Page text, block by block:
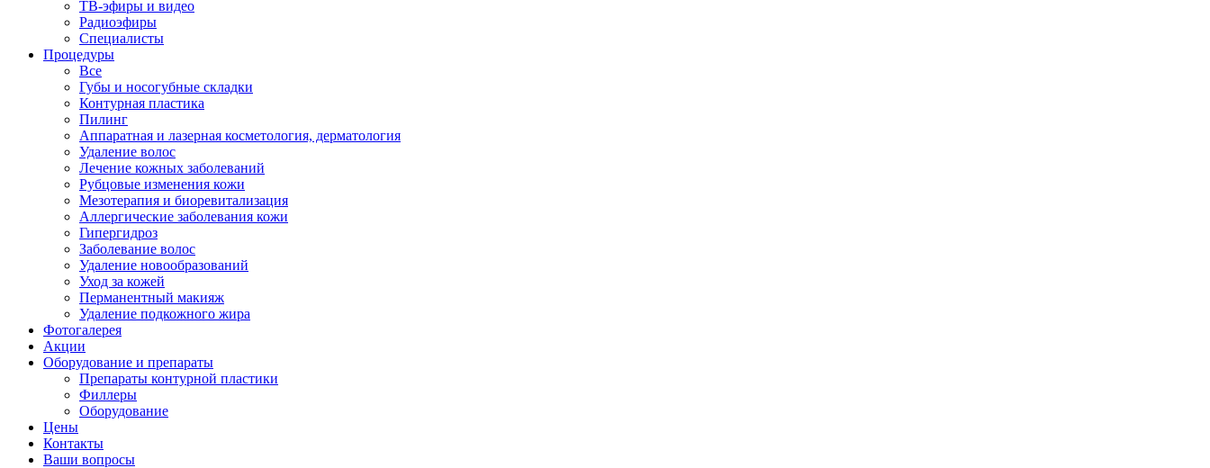
ТВ-эфиры и видео
Радиоэфиры
Специалисты
Процедуры
Все
Губы и носогубные складки
Контурная пластика
Пилинг
Аппаратная и лазерная косметология, дерматология
Удаление волос
Лечение кожных заболеваний
Рубцовые изменения кожи
Мезотерапия и биоревитализация
Аллергические заболевания кожи
Гипергидроз
Заболевание волос
Удаление новообразований
Уход за кожей
Перманентный макияж
Удаление подкожного жира
Фотогалерея
Акции
Оборудование и препараты
Препараты контурной пластики
Филлеры
Оборудование
Цены
Контакты
Ваши вопросы